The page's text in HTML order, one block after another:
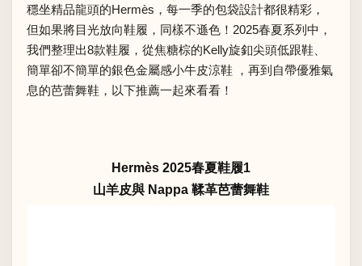
穩坐精品龍頭的Hermès，每一季的包袋設計都很精彩，
但如果將目光放向鞋履，同樣不遜色！2025春夏系列中，
我們整理出8款鞋履，從焦糖棕的Kelly旋釦尖頭低跟鞋、
簡單卻不簡單的銀色金屬感小牛皮涼鞋 ，再到自帶優雅氣
息的芭蕾舞鞋，以下推薦一起來看看！
Hermès 2025春夏鞋履1
山羊皮與 Nappa 鞣革芭蕾舞鞋